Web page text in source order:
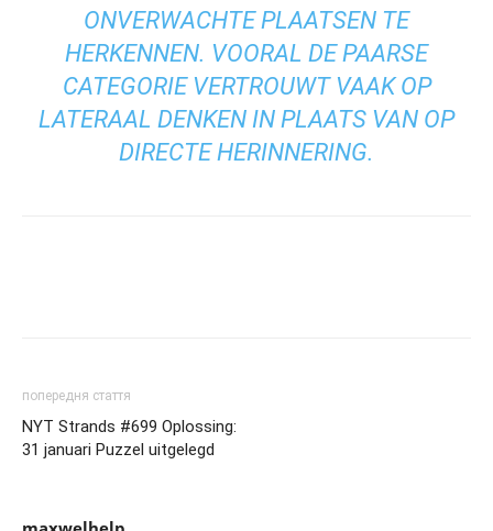
ONVERWACHTE PLAATSEN TE
HERKENNEN. VOORAL DE PAARSE
CATEGORIE VERTROUWT VAAK OP
LATERAAL DENKEN IN PLAATS VAN OP
DIRECTE HERINNERING.
попередня стаття
NYT Strands #699 Oplossing:
31 januari Puzzel uitgelegd